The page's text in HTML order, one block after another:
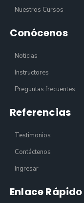
Nuestros Cursos
Conócenos
Noticias
Instructores
Preguntas frecuentes
Referencias
Testimonios
Contáctenos
Ingresar
Enlace Rápido